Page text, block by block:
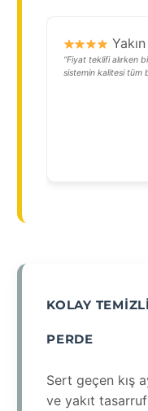
“Fiyat teklifi alırken
sistemin kalitesi tüm
KOLAY
PERDE
Sert geçen kış
ve yakıt